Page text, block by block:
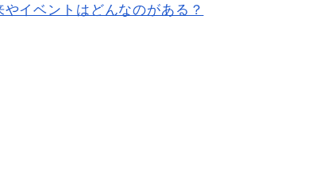
イベントはどんなのがある？